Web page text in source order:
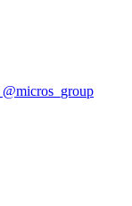
@micros_group